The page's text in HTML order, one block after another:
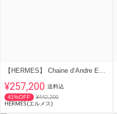
【HERMES】 Chaine d‘Andre Enchainee ローズゴールド リング
¥257,200 送料込
41%OFF
¥442,200
HERMES(エルメス)